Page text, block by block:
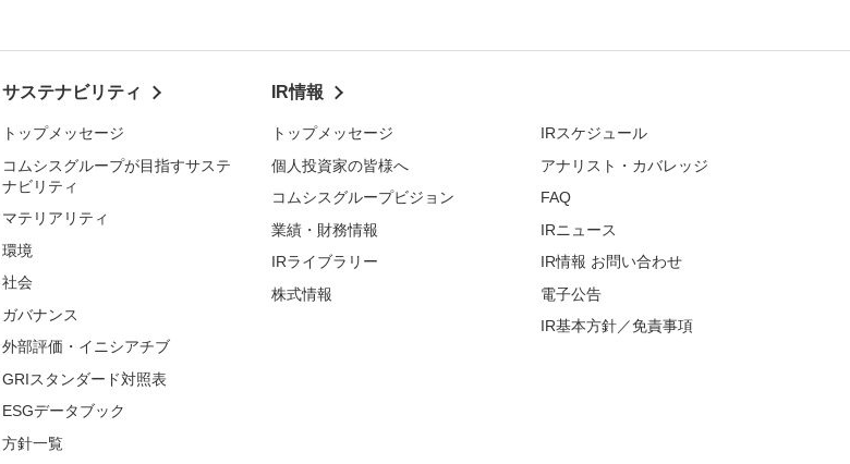
サステナビリティ
トップメッセージ
コムシスグループが目指すサステ
ナビリティ
マテリアリティ
環境
社会
ガバナンス
外部評価・イニシアチブ
GRIスタンダード対照表
ESGデータブック
方針一覧
IR情報
トップメッセージ
個人投資家の皆様へ
コムシスグループビジョン
業績・財務情報
IRライブラリー
株式情報
IRスケジュール
アナリスト・カバレッジ
FAQ
IRニュース
IR情報 お問い合わせ
電子公告
IR基本方針／免責事項